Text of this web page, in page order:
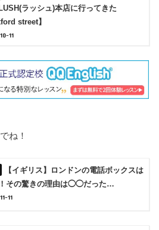
ラッシュ)本店に行ってきた
street】
11
ね！
【イギリス】ロンドンの電話ボックスは
その驚きの理由は◯◯だった…
11